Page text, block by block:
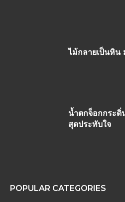
ไม้กลายเป็นหิน
น้ำตกจ็อกกระ
สุดประทับใจ
POPULAR CATEGORIES